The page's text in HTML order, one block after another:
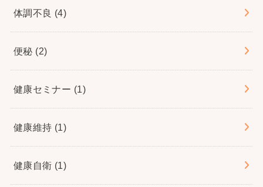
体調不良 (4)
便秘 (2)
健康セミナー (1)
健康維持 (1)
健康自衛 (1)